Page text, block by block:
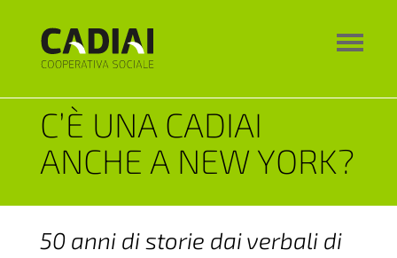
C’È UNA CADIAI
ANCHE A NEW YORK?
50 anni di storie dai verbali di